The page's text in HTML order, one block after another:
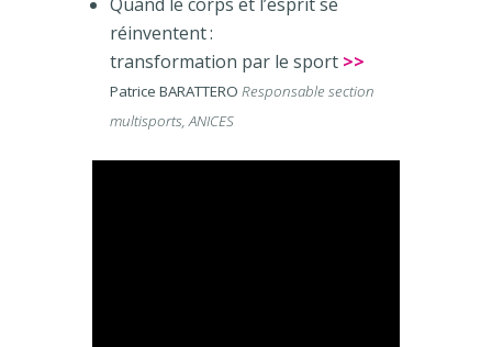
réinventent :
transformation par le sport >>
Patrice BARATTERO Responsable section
multisports, ANICES